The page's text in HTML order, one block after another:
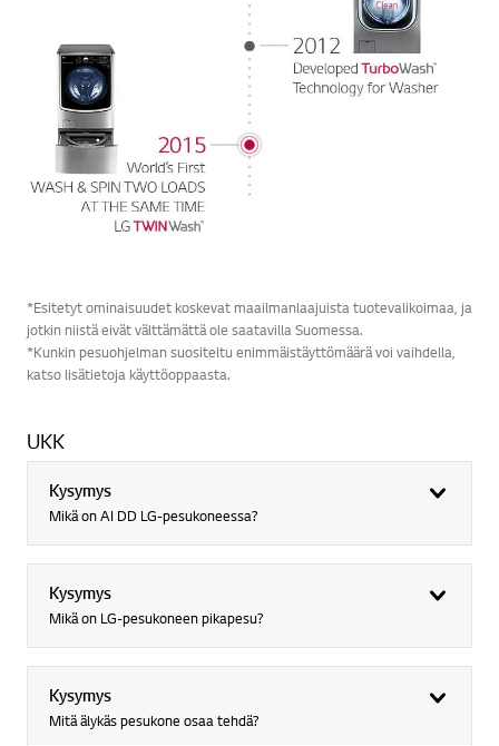
*Esitetyt ominaisuudet koskevat maailmanlaajuista tuotevalikoimaa, ja
jotkin niistä eivät välttämättä ole saatavilla Suomessa.
*Kunkin pesuohjelman suositeltu enimmäistäyttömäärä voi vaihdella,
katso lisätietoja käyttöoppaasta.
UKK
Kysymys
Mikä on AI DD LG-pesukoneessa?
Kysymys
Mikä on LG-pesukoneen pikapesu?
Kysymys
Mitä älykäs pesukone osaa tehdä?